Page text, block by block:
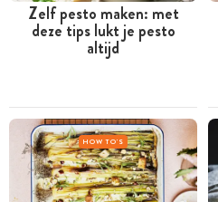
Zelf pesto maken: met
deze tips lukt je pesto
altijd
HOW TO'S